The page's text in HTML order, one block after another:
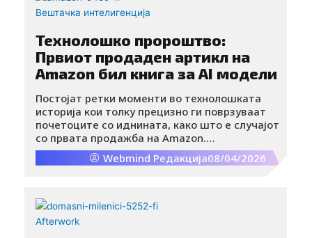
Вештачка интелигенција
Технолошко пророштво:
Првиот продаден артикл на
Amazon бил книга за AI модели
Постојат ретки моменти во технолошката
историја кои толку прецизно ги поврзуваат
почетоците со иднината, како што е случајот
со првата продажба на Amazon.
Неодамнешните потсетувања на
социјалните мрежи откриваат фасцинантен
производ некогаш продаден преку оваа
платформа била книга посветена токму на
вештачката интелигенција.
Webmind Редакција08/04/2026
Afterwork